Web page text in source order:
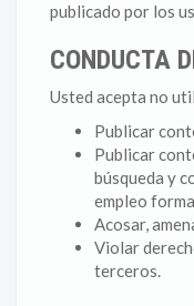
publicado por los
CONDUCTA
Usted acepta no
Publicar
Publicar
búsqueda y
empleo
Acosar,
Violar
terceros.